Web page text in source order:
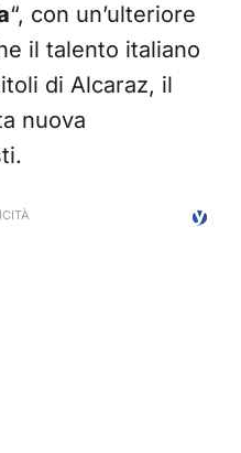
“, con un’ulteriore
il talento italiano
di Alcaraz, il
nuova